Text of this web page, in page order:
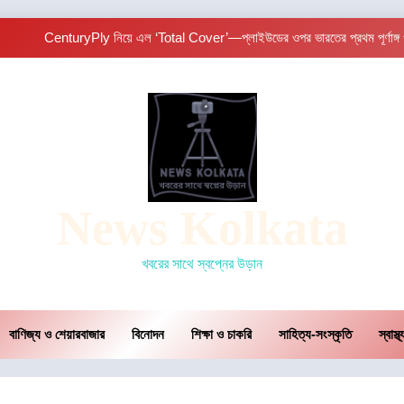
CenturyPly নিয়ে এল ‘Total Cover’—প্লাইউডের ওপর ভারতের প্রথম পূর্ণাঙ্গ
কলকাতায় ব্রহ্ম কুমারিস-এর “১০ কোটি মানুষের নেশামুক্ত
CenturyPly নিয়ে এল ‘Total Cover’—প্লাইউডের ওপর ভারতের প্রথম পূর্ণাঙ্গ
খবরের সাথে স্বপ্নের উড়ান
বাণিজ্য ও শেয়ারবাজার বিনোদন শিক্ষা ও চাকরি সাহিত্য-সংস্কৃতি